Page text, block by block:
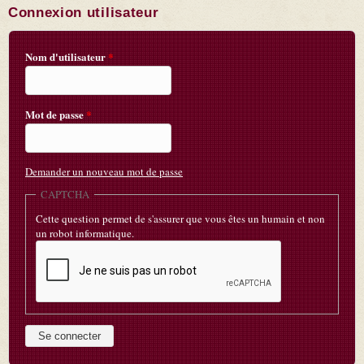
Connexion utilisateur
Nom d'utilisateur*
Mot de passe*
Demander un nouveau mot de passe
CAPTCHA
Cette question permet de s'assurer que vous êtes un humain et non
un robot informatique.